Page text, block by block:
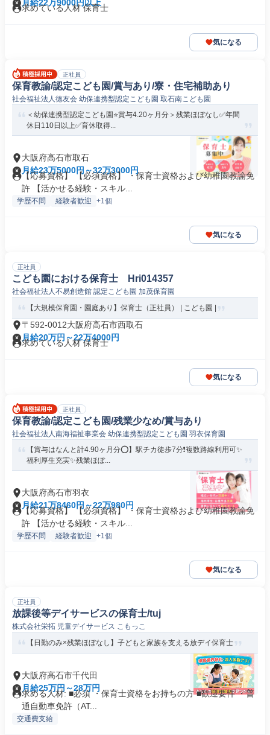
月給22万9000円以上
求めている人材 保育士
気になる
正社員
保育教諭/認定こども園/賞与あり/寮・住宅補助あり
社会福祉法人徳友会 幼保連携型認定こども園 取石南こども園
＜幼保連携型認定こども園⭐賞与4.20ヶ月分＞残業ほぼなし✅年間
休日110日以上✅育休取得...
大阪府高石市取石
月給23万5000円～32万3000円
【応募資格】 【必須資格】 ・保育士資格および幼稚園教諭免
許 【活かせる経験・スキル...
学歴不問 経験者歓迎 +1個
気になる
正社員
こども園における保育士 Hri014357
社会福祉法人不易創造館 認定こども園 加茂保育園
【大規模保育園・園庭あり】保育士（正社員） | こども園 |
〒592-0012大阪府高石市西取石
月給20万円～22万4000円
求めている人材 保育士
気になる
正社員
保育教諭/認定こども園/残業少なめ/賞与あり
社会福祉法人南海福祉事業会 幼保連携型認定こども園 羽衣保育園
【賞与はなんと計4.90ヶ月分⭕】駅チカ徒歩7分❗️複数路線利用可✨
福利厚生充実✨残業ほぼ...
大阪府高石市羽衣
月給21万8460円～22万980円
【応募資格】 【必須資格】 ・保育士資格および幼稚園教諭免
許 【活かせる経験・スキル...
学歴不問 経験者歓迎 +1個
気になる
正社員
放課後等デイサービスの保育士/tuj
株式会社栄拓 児童デイサービス こもっこ
【日勤のみ×残業ほぼなし】子どもと家族を支える放デイ保育士
大阪府高石市千代田
月給25万円～28万円
求める人材: ■必須 ・保育士資格をお持ちの方 ■歓迎要件 ・普
通自動車免許（AT...
交通費支給